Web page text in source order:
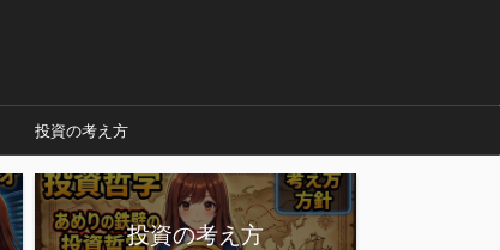
投資の考え方
投資の考え方